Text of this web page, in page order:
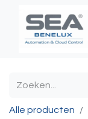
Alle producten